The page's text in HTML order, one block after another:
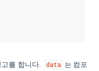
를 합니다. data 는 컴포